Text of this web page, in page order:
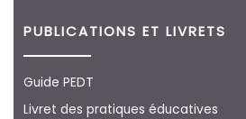
PUBLICATIONS ET LIVRETS
Guide PEDT
Livret des pratiques éducatives